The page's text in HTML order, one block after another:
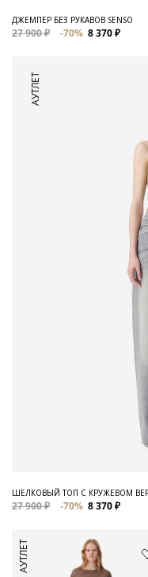
ДЖЕМПЕР БЕЗ РУКАВОВ SENSO
27 900 ₽ -70% 8 370 ₽
АУТЛЕТ
ШЕЛКОВЫЙ ТОП С КРУЖЕВОМ
27 900 ₽ -70% 8 370 ₽
АУТЛЕТ